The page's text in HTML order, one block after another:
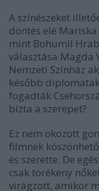
A színészeket
döntés elé
mint Bohumil
választása Magda
Nemzeti Színház
később
fogadták
bízta a szerepet?
Ez nem okozott
filmnek
és szerette. De
csak törékeny
virágzott, amikor